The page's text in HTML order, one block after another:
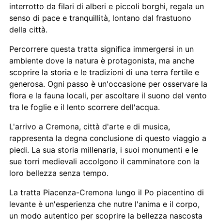
interrotto da filari di alberi e piccoli borghi, regala un
senso di pace e tranquillità, lontano dal frastuono
della città.
Percorrere questa tratta significa immergersi in un
ambiente dove la natura è protagonista, ma anche
scoprire la storia e le tradizioni di una terra fertile e
generosa. Ogni passo è un'occasione per osservare la
flora e la fauna locali, per ascoltare il suono del vento
tra le foglie e il lento scorrere dell'acqua.
L'arrivo a Cremona, città d'arte e di musica,
rappresenta la degna conclusione di questo viaggio a
piedi. La sua storia millenaria, i suoi monumenti e le
sue torri medievali accolgono il camminatore con la
loro bellezza senza tempo.
La tratta Piacenza-Cremona lungo il Po piacentino di
levante è un'esperienza che nutre l'anima e il corpo,
un modo autentico per scoprire la bellezza nascosta